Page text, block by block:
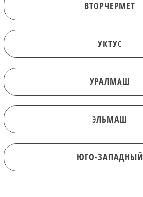
ВТОРЧЕРМЕТ
УКТУС
УРАЛМАШ
ЭЛЬМАШ
ЮГО-ЗАПАДНЫЙ